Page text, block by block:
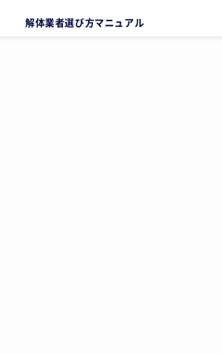
解体業者選び方マニュアル